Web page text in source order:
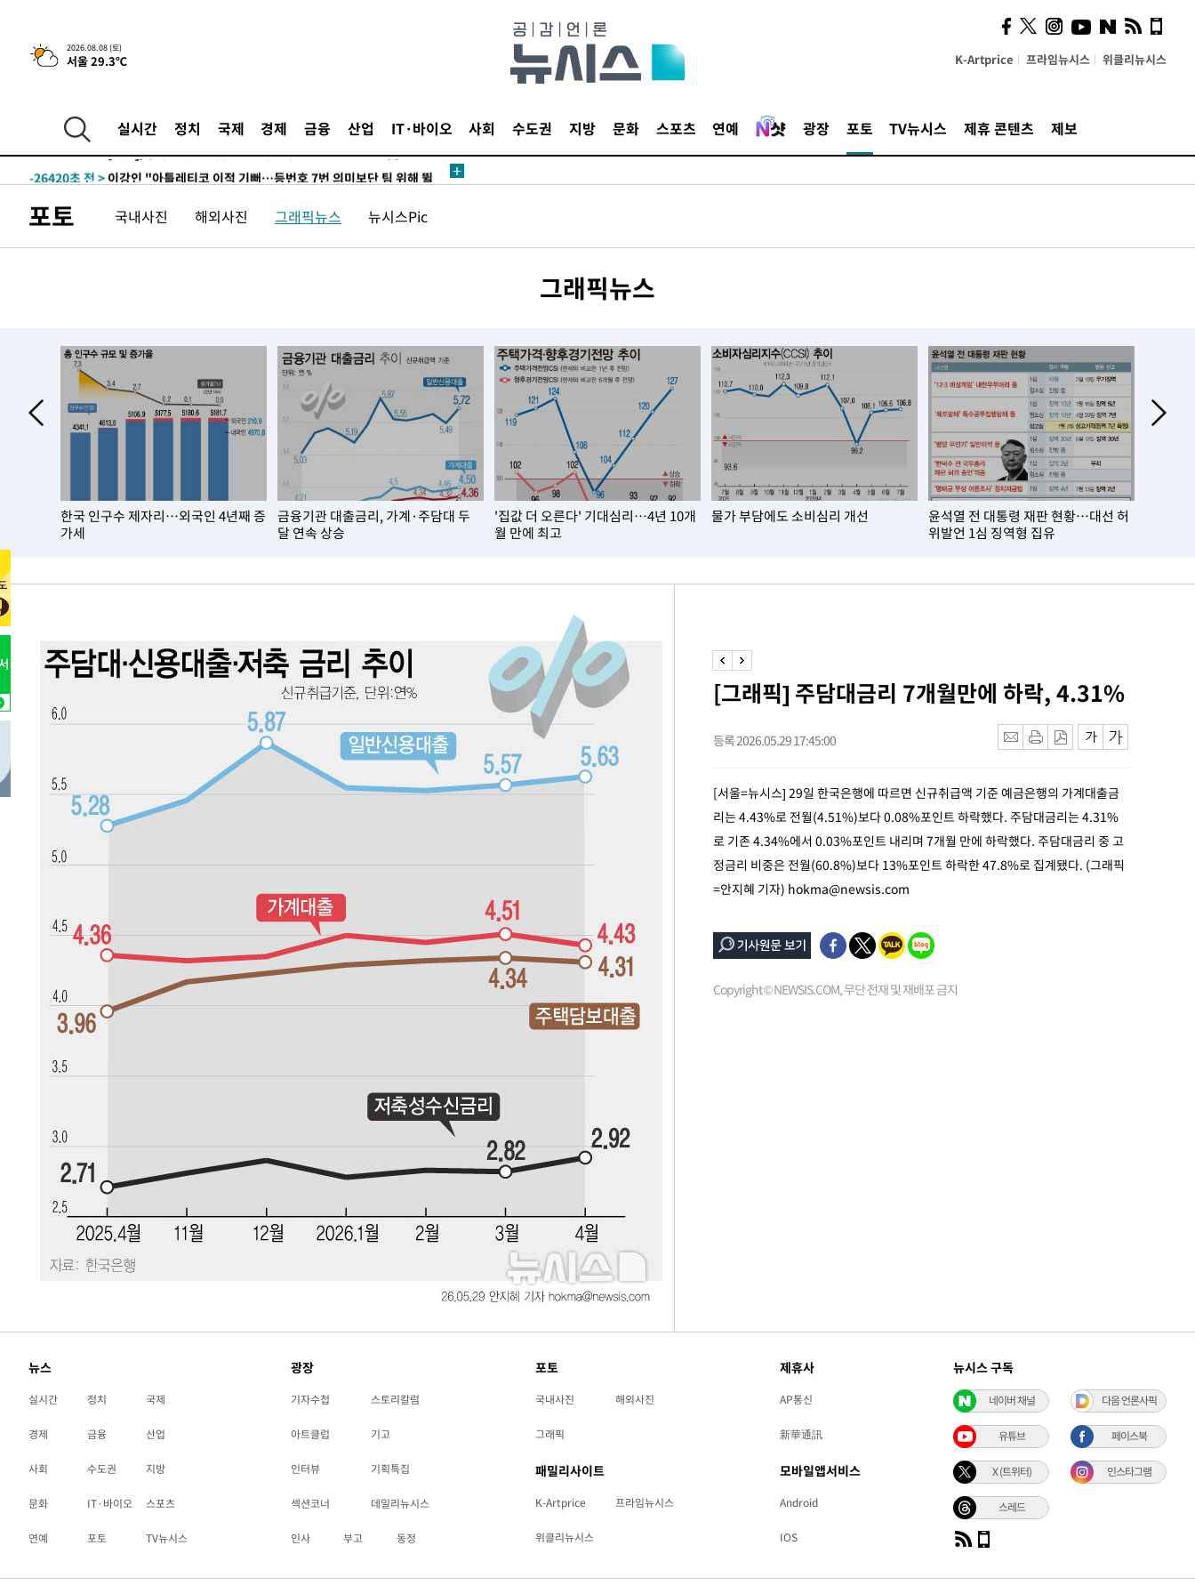
2026.08.08 (토)
서울 29.3℃ K-Artprice 프라임뉴시스 위클리뉴시스
실시간 정치 국제 경제 금융 산업 IT·바이오 사회 수도권 지방 문화 스포츠 연예 광장 포토 TV뉴시스 제휴 콘텐츠 제보
6시간 전 >[속보]뉴욕증시 상승 마감…S&P 0.6% 나스닥 1.3%↑
한민수·김용 순
-27604초 전 >
[속보]김민석, 與 전대 당원투표 누적 득표율 45.42%로 1위… 정
청래 44.56%
-26886초 전 >
42.08%·宋 10.17%
-26420초 전 > 이강인 "아틀레티코 이적 기뻐…등번호 7번 의미보단 팀 위해 뛸
-20129초 전 >
낮 최고 35도 '무더위'…동해안 시간당 30㎜ '강한 비'[내일날씨]
-19399초 전 >[속보]이강인 "감독님이 원하는 마음 느꼈고, 많은 트로피 원해 아
-8202초 전 >백운산서 80년근 천종산삼 9뿌리 발견…감정가 1.3억원
-5912초 전 >
선재도서 해루질 나섰다 실종 60대, 닷새 만에 숨진 채 발견
-3446초 전 >남자 농구, 나고야 아시안게임서 '홈팀' 일본과 한일전
-2822초 전 > 여수 오동도 해상서 모터보트 전복…1명 사망·1명 실종
극한폭염 한풀 꺾이지만…'낮 최고 35도' 무더위, 열대야 계속[다음주 날
[속보]'압수수색·성접대 논란' 축구협회 "실망과 걱정 안겨드려 죄송"
4시간 전 >'최고 37도' 폭염 지속…강원동해안 최대 150㎜ 비
6시간 전 >[속보]뉴욕증시 상승 마감…S&P 0.6% 나스닥 1.3%↑
-26420초 전 >이강인 "아틀레티코 이적 기뻐…등번호 7번 의미보단 팀 위해 뛸
것"
-26355초 전 >[속보]與 당대표 경선, 제주·인천 권리당원 투표 김민석 승리
낮 최고 35도 '무더위'…동해안 시간당 30㎜ '강한 비'[내일날씨]
-19399초 전 >
[속보]이강인 "감독님이 원하는 마음 느꼈고, 많은 트로피 원해 아
수도권 40도 육박 '펄펄'…동해안 일부 지역엔 호의주의보
온열질환 사망자 3명 늘어…누적 환자 3000명 돌파
-12095초 전 >강릉에 시간당 81.4㎜ 물폭탄…도로 잠기고 담벼락 붕괴
-8202초 전 >백운산서 80년근 천종산삼 9뿌리 발견…감정가 1.3억원
-5912초 전 >
-3446초 전 >남자 농구, 나고야 아시안게임서 '홈팀' 일본과 한일전
여수 오동도 해상서 모터보트 전복…1명 사망·1명 실종
15분 전 >
극한폭염 한풀 꺾이지만…'낮 최고 35도' 무더위, 열대야 계속[다음주 날
1시간 전 >축구협회 "압수수색·성접대 논란 사과…쇄신의 기회로 삼겠다"
[속보]'압수수색·성접대 논란' 축구협회 "실망과 걱정 안겨드려 죄송"
4시간 전 >
'최고 37도' 폭염 지속…강원동해안 최대 150㎜ 비
6시간 전 >[속보]뉴욕증시 상승 마감…S&P 0.6% 나스닥 1.3%↑
포토 국내사진 해외사진 그래픽뉴스 뉴시스Pic
그래픽뉴스
한국 인구수 제자리…외국인 4년째 증
가세
금융기관 대출금리, 가계·주담대 두
달 연속 상승
'집값 더 오른다' 기대심리…4년 10개
월 만에 최고
물가 부담에도 소비심리 개선
윤석열 전 대통령 재판 현황…대선 허
위발언 1심 징역형 집유
[그래픽] 주담대금리 7개월만에 하락, 4.31%
등록 2026.05.29 17:45:00
[서울=뉴시스] 29일 한국은행에 따르면 신규취급액 기준 예금은행의 가계대출금
리는 4.43%로 전월(4.51%)보다 0.08%포인트 하락했다. 주담대금리는 4.31%
로 기존 4.34%에서 0.03%포인트 내리며 7개월 만에 하락했다. 주담대금리 중 고
정금리 비중은 전월(60.8%)보다 13%포인트 하락한 47.8%로 집계됐다. (그래픽
=안지혜 기자) hokma@newsis.com
Copyright © NEWSIS.COM, 무단 전재 및 재배포 금지
뉴스
실시간 정치 국제
경제 금융 산업
사회 수도권 지방
문화 IT·바이오 스포츠
연예 포토 TV뉴시스
광장
기자수첩 스토리칼럼
아트클럽 기고
인터뷰 기획특집
섹션코너 데일리뉴시스
인사 부고 동정
포토
국내사진 해외사진
그래픽
패밀리사이트
K-Artprice 프라임뉴시스
위클리뉴시스
제휴사
AP통신
新華通訊
모바일앱서비스
Android
IOS
뉴시스 구독
네이버 채널 다음 언론사픽
유튜브 페이스북
X (트위터) 인스타그램
스레드